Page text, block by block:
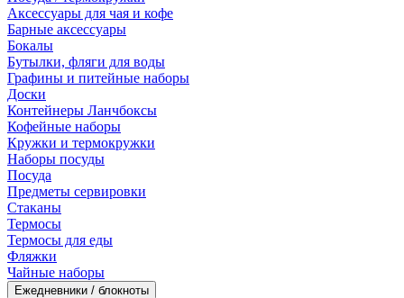
Аксессуары для чая и кофе
Барные аксессуары
Бокалы
Бутылки, фляги для воды
Графины и питейные наборы
Доски
Контейнеры Ланчбоксы
Кофейные наборы
Кружки и термокружки
Наборы посуды
Посуда
Предметы сервировки
Стаканы
Термосы
Термосы для еды
Фляжки
Чайные наборы
Ежедневники / блокноты